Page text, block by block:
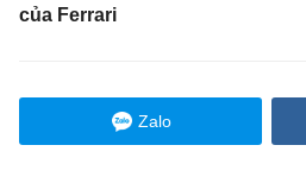
của Ferrari
Zalo